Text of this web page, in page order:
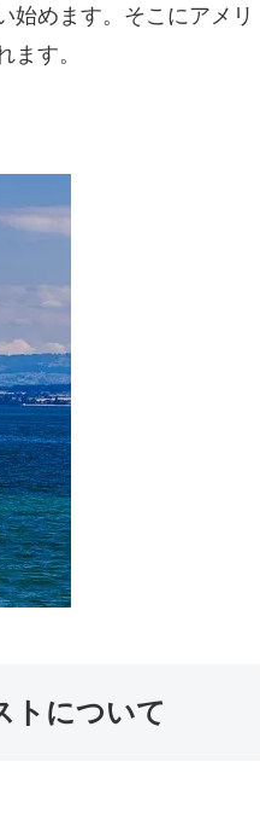
始めます。そこにアメリ
す。
トについて